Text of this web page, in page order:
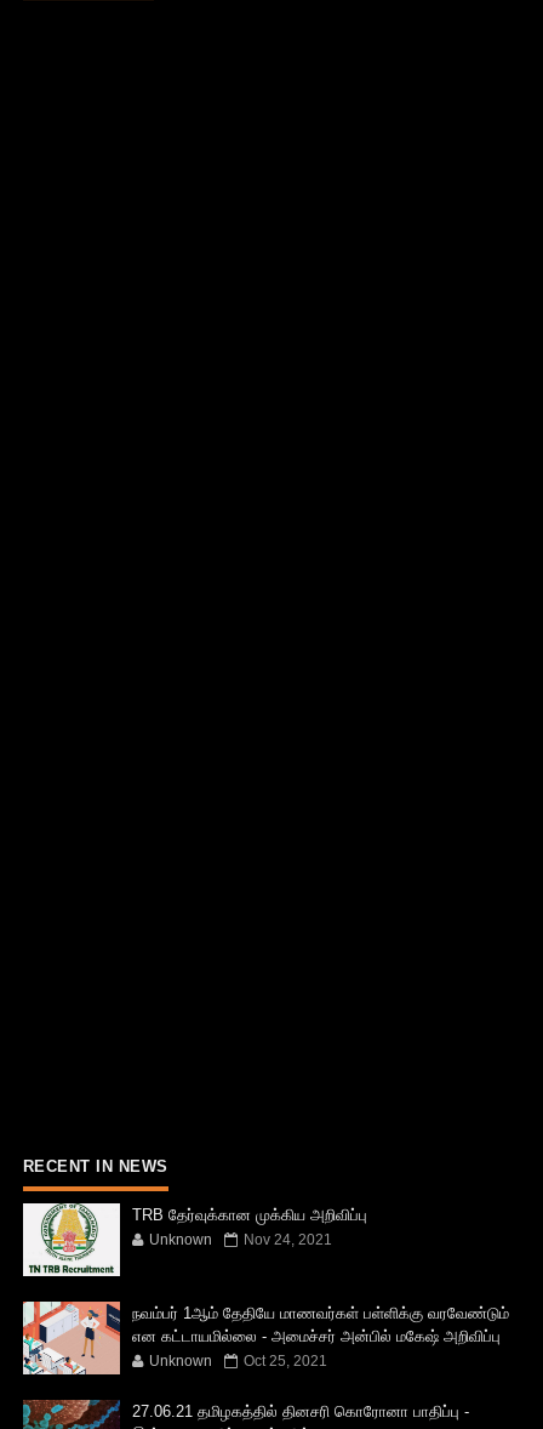
RECENT IN NEWS
TRB தேர்வுக்கான முக்கிய அறிவிப்பு
Unknown Nov 24, 2021
நவம்பர் 1ஆம் தேதியே மாணவர்கள் பள்ளிக்கு வரவேண்டும்
என கட்டாயமில்லை - அமைச்சர் அன்பில் மகேஷ் அறிவிப்பு
Unknown Oct 25, 2021
27.06.21 தமிழகத்தில் தினசரி கொரோனா பாதிப்பு -